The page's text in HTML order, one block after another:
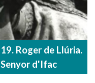
19. Roger de Llúria.
Senyor d'Ifac